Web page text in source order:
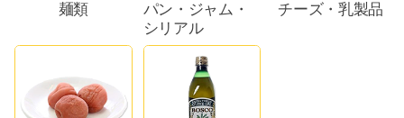
麺類
パン・ジャム・
シリアル
チーズ・乳製品